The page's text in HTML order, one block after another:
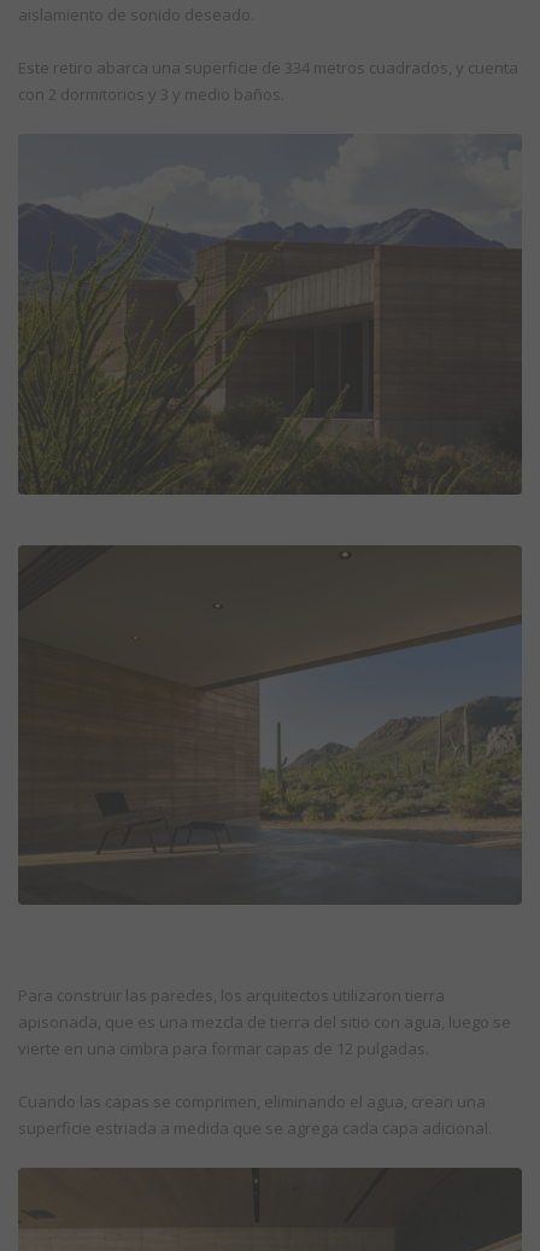
aislamiento de sonido deseado.
Este retiro abarca una superficie de 334 metros cuadrados, y cuenta
con 2 dormitorios y 3 y medio baños.
Para construir las paredes, los arquitectos utilizaron tierra
apisonada, que es una mezcla de tierra del sitio con agua, luego se
vierte en una cimbra para formar capas de 12 pulgadas.
Cuando las capas se comprimen, eliminando el agua, crean una
superficie estriada a medida que se agrega cada capa adicional.